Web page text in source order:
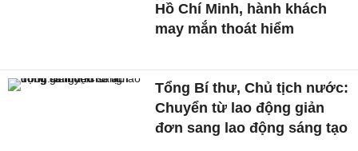
Hồ Chí Minh, hành khách
may mắn thoát hiểm
Tổng Bí thư, Chủ tịch nước:
Chuyển từ lao động giản
đơn sang lao động sáng tạo